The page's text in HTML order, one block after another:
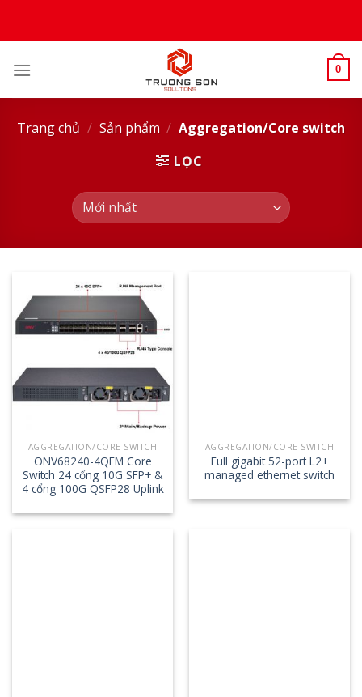
0
Trang chủ / Sản phẩm / Aggregation/Core switch
LỌC
AGGREGATION/CORE SWITCH
ONV68240-4QFM Core
Switch 24 cổng 10G SFP+ &
4 cổng 100G QSFP28 Uplink
AGGREGATION/CORE SWITCH
Full gigabit 52-port L2+
managed ethernet switch